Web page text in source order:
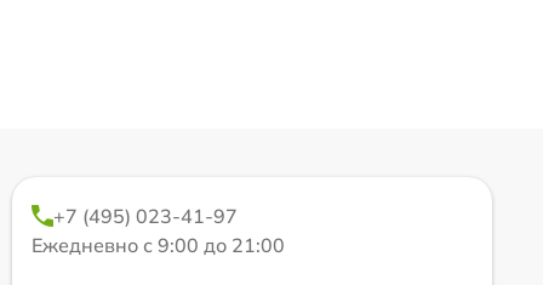
+7 (495) 023-41-97
Ежедневно с 9:00 до 21:00